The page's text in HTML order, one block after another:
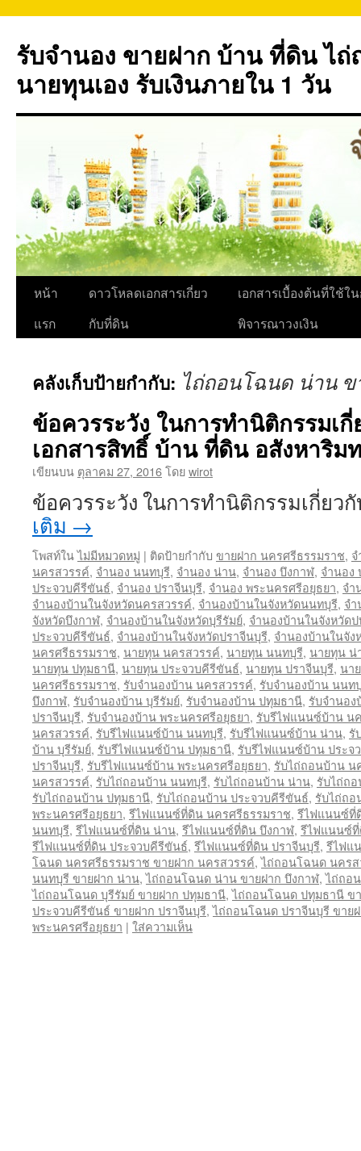
ยัง
เนื้อหา
รับจำนอง ขายฝาก บ้าน ที่ดิน ไ
นายทุนเอง รับเงินภายใน 1 วัน
หน้า
แรก
ดาวโหลดเอกสารเกี่ยว
กับที่ดิน
เอกสารเบื้องต้นที่ใช้ใ
พิจารณาวงเงิน
คลังเก็บป้ายกำกับ: ไถ่ถอนโฉนด น่าน ข
ข้อควรระวัง ในการทำนิติกรรมเ
เอกสารสิทธิ์ บ้าน ที่ดิน อสังหาริม
เขียนบน ตุลาคม 27, 2016โดยwirot
ข้อควรระวัง ในการทำนิติกรรมเกี่ย
เติม →
โพสท์ในไม่มีหมวดหมู่ | ติดป้ายกำกับ ขายฝาก นครศรีธรรมราช,
นครสวรรค์, จำนอง นนทบุรี, จำนอง น่าน, จำนอง บึงกาฬ, จำนอง
ประจวบคีรีขันธ์, จำนอง ปราจีนบุรี, จำนอง พระนครศรีอยุธยา, จำ
จำนองบ้านในจังหวัดนครสวรรค์, จำนองบ้านในจังหวัดนนทบุรี, จ
จังหวัดบึงกาฬ, จำนองบ้านในจังหวัดบุรีรัมย์, จำนองบ้านในจังหวัด
ประจวบคีรีขันธ์, จำนองบ้านในจังหวัดปราจีนบุรี, จำนองบ้านในจั
นครศรีธรรมราช, นายทุน นครสวรรค์, นายทุน นนทบุรี, นายทุน น่
นายทุน ปทุมธานี, นายทุน ประจวบคีรีขันธ์, นายทุน ปราจีนบุรี, นา
นครศรีธรรมราช, รับจำนองบ้าน นครสวรรค์, รับจำนองบ้าน นนท
บึงกาฬ, รับจำนองบ้าน บุรีรัมย์, รับจำนองบ้าน ปทุมธานี, รับจำนอ
ปราจีนบุรี, รับจำนองบ้าน พระนครศรีอยุธยา, รับรีไฟแนนซ์บ้าน น
นครสวรรค์, รับรีไฟแนนซ์บ้าน นนทบุรี, รับรีไฟแนนซ์บ้าน น่าน, รั
บ้าน บุรีรัมย์, รับรีไฟแนนซ์บ้าน ปทุมธานี, รับรีไฟแนนซ์บ้าน ประจ
ปราจีนบุรี, รับรีไฟแนนซ์บ้าน พระนครศรีอยุธยา, รับไถ่ถอนบ้าน น
นครสวรรค์, รับไถ่ถอนบ้าน นนทบุรี, รับไถ่ถอนบ้าน น่าน, รับไถ่ถ
รับไถ่ถอนบ้าน ปทุมธานี, รับไถ่ถอนบ้าน ประจวบคีรีขันธ์, รับไถ่ถ
พระนครศรีอยุธยา, รีไฟแนนซ์ที่ดิน นครศรีธรรมราช, รีไฟแนนซ์ที่
นนทบุรี, รีไฟแนนซ์ที่ดิน น่าน, รีไฟแนนซ์ที่ดิน บึงกาฬ, รีไฟแนนซ์
รีไฟแนนซ์ที่ดิน ประจวบคีรีขันธ์, รีไฟแนนซ์ที่ดิน ปราจีนบุรี, รีไฟแ
โฉนด นครศรีธรรมราช ขายฝาก นครสวรรค์,ไถ่ถอนโฉนด นคร
นนทบุรี ขายฝาก น่าน,ไถ่ถอนโฉนด น่าน ขายฝาก บึงกาฬ,ไถ่ถอ
ไถ่ถอนโฉนด บุรีรัมย์ ขายฝาก ปทุมธานี,ไถ่ถอนโฉนด ปทุมธานี ข
ประจวบคีรีขันธ์ ขายฝาก ปราจีนบุรี,ไถ่ถอนโฉนด ปราจีนบุรี ขาย
พระนครศรีอยุธยา | ใส่ความเห็น